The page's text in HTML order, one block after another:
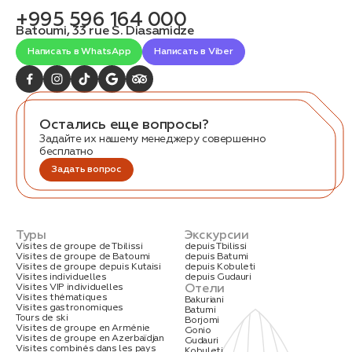
+995 596 164 000
Batoumi, 33 rue S. Diasamidze
Написать в WhatsApp Написать в Viber
Остались еще вопросы?
Задайте их нашему менеджеру совершенно
бесплатно
Задать вопрос
Туры
Visites de groupe de Tbilissi
Visites de groupe de Batoumi
Visites de groupe depuis Kutaisi
Visites individuelles
Visites VIP individuelles
Visites thématiques
Visites gastronomiques
Tours de ski
Visites de groupe en Arménie
Visites de groupe en Azerbaïdjan
Visites combinés dans les pays
Экскурсии
depuis Tbilissi
depuis Batumi
depuis Kobuleti
depuis Gudauri
Отели
Bakuriani
Batumi
Borjomi
Gonio
Gudauri
Дата: 0
Кол-во человек:0
Оставить заявку
1. Выберите нужный автомобиль
2. Заполните форму